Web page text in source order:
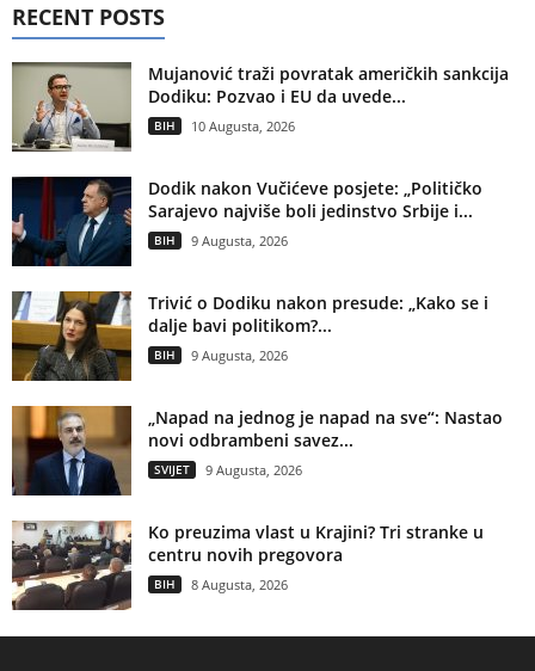
RECENT POSTS
Mujanović traži povratak američkih sankcija
Dodiku: Pozvao i EU da uvede...
BIH 10 Augusta, 2026
Dodik nakon Vučićeve posjete: „Političko
Sarajevo najviše boli jedinstvo Srbije i...
BIH 9 Augusta, 2026
Trivić o Dodiku nakon presude: „Kako se i
dalje bavi politikom?...
BIH 9 Augusta, 2026
„Napad na jednog je napad na sve“: Nastao
novi odbrambeni savez...
SVIJET 9 Augusta, 2026
Ko preuzima vlast u Krajini? Tri stranke u
centru novih pregovora
BIH 8 Augusta, 2026